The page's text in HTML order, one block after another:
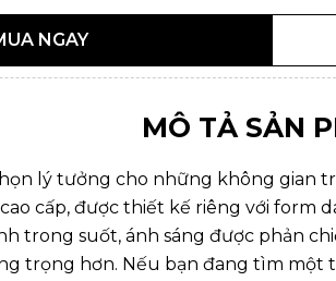
NGAY
MÔ TẢ SẢN
lý tưởng cho những không gian
cao cấp, được thiết kế riêng với form
trong suốt, ánh sáng được phản
trọng hơn. Nếu bạn đang tìm một